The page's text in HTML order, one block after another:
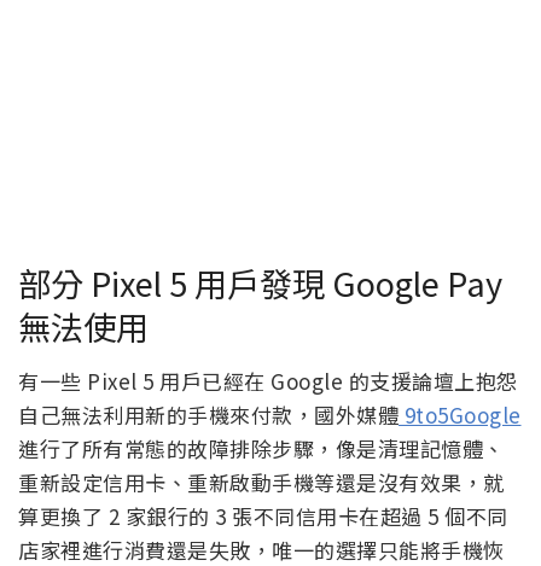
部分 Pixel 5 用戶發現 Google Pay
無法使用
有一些 Pixel 5 用戶已經在 Google 的支援論壇上抱怨
自己無法利用新的手機來付款，國外媒體 9to5Google
進行了所有常態的故障排除步驟，像是清理記憶體、
重新設定信用卡、重新啟動手機等還是沒有效果，就
算更換了 2 家銀行的 3 張不同信用卡在超過 5 個不同
店家裡進行消費還是失敗，唯一的選擇只能將手機恢